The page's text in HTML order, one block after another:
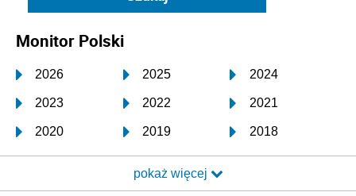
Monitor Polski
2026 2025 2024
2023 2022 2021
2020 2019 2018
2017 2016 2015
2014 2013 2012
pokaż więcej